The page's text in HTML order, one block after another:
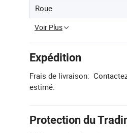
Roue
Voir Plus
Expédition
Frais de livraison:
estimé.
Protection du